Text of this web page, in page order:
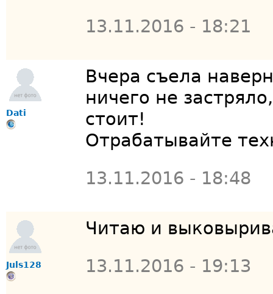
13.11.2016 - 18:21
Dati
Вчера съела
ничего не
стоит!
Отрабатывайте
13.11.2016 - 18:48
Juls128
Читаю и
13.11.2016 - 19:13